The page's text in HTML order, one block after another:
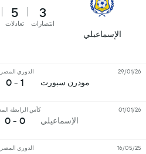
الإسماعيلي
3
انتصارات
5
تعادلات
مودرن سبورت
الدوري
1 - 0
29/01/26
الإسماعيلي
كأس الرابطة
0 - 0
01/01/26
الدوري 16/05/25